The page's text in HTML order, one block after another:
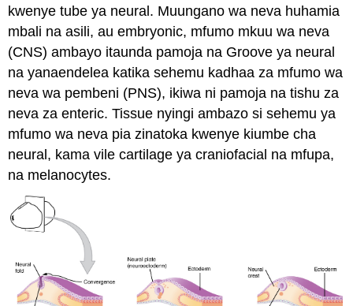
kwenye tube ya neural. Muungano wa neva huhamia
mbali na asili, au embryonic, mfumo mkuu wa neva
(CNS) ambayo itaunda pamoja na Groove ya neural
na yanaendelea katika sehemu kadhaa za mfumo wa
neva wa pembeni (PNS), ikiwa ni pamoja na tishu za
neva za enteric. Tissue nyingi ambazo si sehemu ya
mfumo wa neva pia zinatoka kwenye kiumbe cha
neural, kama vile cartilage ya craniofacial na mfupa,
na melanocytes.